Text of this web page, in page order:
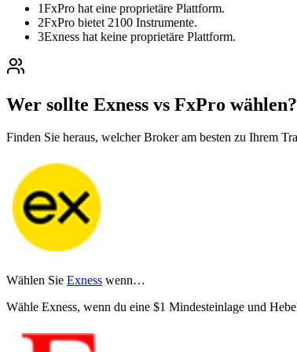
1FxPro hat eine proprietäre Plattform.
2FxPro bietet 2100 Instrumente.
3Exness hat keine proprietäre Plattform.
Wer sollte Exness vs FxPro wählen?
Finden Sie heraus, welcher Broker am besten zu Ihrem
Wählen Sie Exness wenn…
Wähle Exness, wenn du eine $1 Mindesteinlage und